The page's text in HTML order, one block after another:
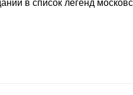
в список легенд